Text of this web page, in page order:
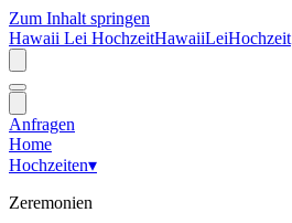
Zum Inhalt springen
Hawaii Lei HochzeitHawaiiLeiHochzeit
Anfragen
Home
Hochzeiten▾
Zeremonien